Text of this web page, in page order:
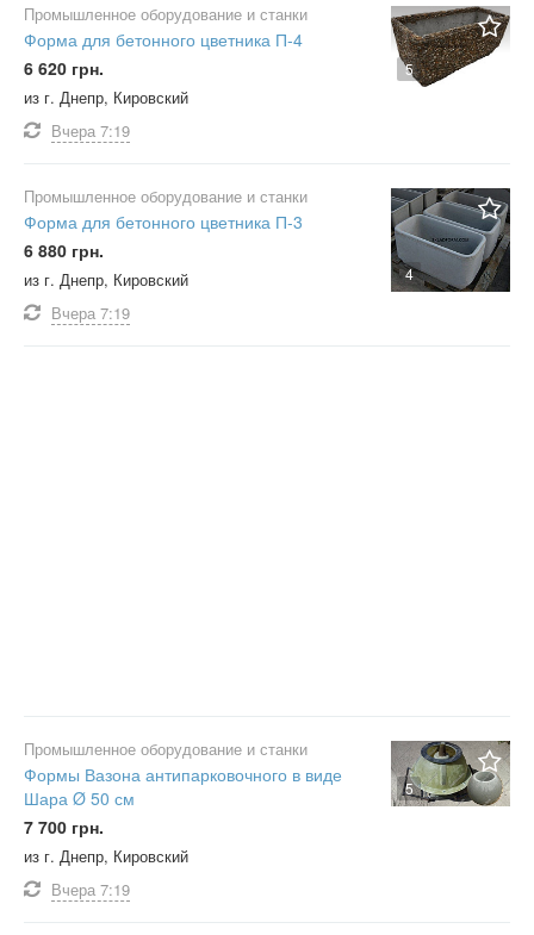
5
Промышленное оборудование и станки
Форма для бетонного цветника П-4
6 620 грн.
из г. Днепр, Кировский
Вчера 7:19
4
Промышленное оборудование и станки
Форма для бетонного цветника П-3
6 880 грн.
из г. Днепр, Кировский
Вчера 7:19
5
Промышленное оборудование и станки
Формы Вазона антипарковочного в виде
Шара Ø 50 см
7 700 грн.
из г. Днепр, Кировский
Вчера 7:19